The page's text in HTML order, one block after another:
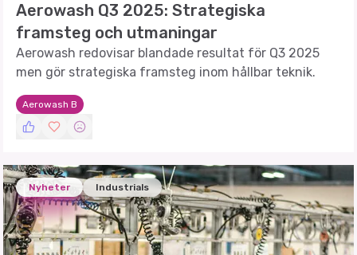
Aerowash Q3 2025: Strategiska
framsteg och utmaningar
Aerowash redovisar blandade resultat för Q3 2025
men gör strategiska framsteg inom hållbar teknik.
Aerowash B
Nyheter Industrials